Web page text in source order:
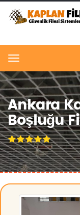
Menu
Ankara
Boşluğu